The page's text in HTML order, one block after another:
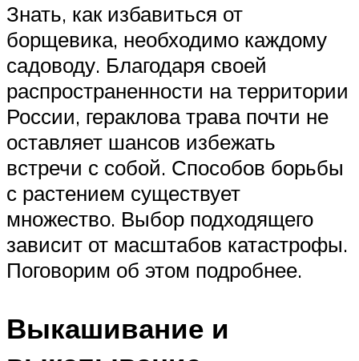
Знать, как избавиться от
борщевика, необходимо каждому
садоводу. Благодаря своей
распространенности на территории
России, гераклова трава почти не
оставляет шансов избежать
встречи с собой. Способов борьбы
с растением существует
множество. Выбор подходящего
зависит от масштабов катастрофы.
Поговорим об этом подробнее.
Выкашивание и